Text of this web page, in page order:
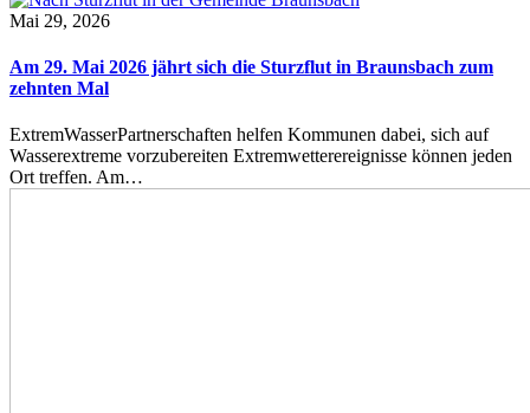
Mai 29, 2026
Am 29. Mai 2026 jährt sich die Sturzflut in Braunsbach zum
zehnten Mal
ExtremWasserPartnerschaften helfen Kommunen dabei, sich auf
Wasserextreme vorzubereiten Extremwetterereignisse können jeden
Ort treffen. Am…